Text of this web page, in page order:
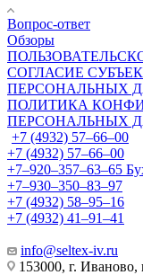
Вопрос-ответ
Обзоры
СОГЛАСИЕ
ПЕРСОНАЛЬНЫХ
ПОЛИТИКА
ПЕРСОНАЛЬНЫХ
+7 (4932) 57‒66‒00
+7 (4932) 57‒66‒00
+7‒920‒357‒63‒65
+7‒930‒350‒83‒97
+7 (4932) 58‒95‒16
+7 (4932) 41‒91‒41
info@seltex-iv.ru
153000, г.